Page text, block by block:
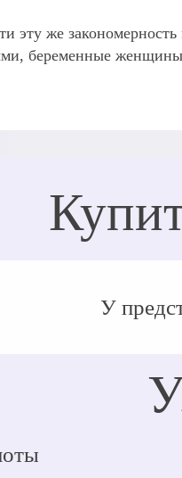
эту же
беременные женщины
У